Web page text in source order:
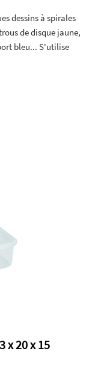
dessins à spirales
de disque jaune,
bleu... S'utilise
x 20 x 15